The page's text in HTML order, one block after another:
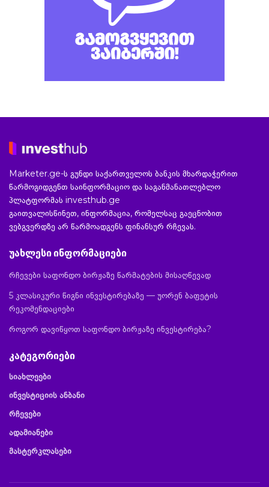
Marketer.ge-ს გუნდი საქართველოს ბანკის მხარდაჭერით
წარმოგიდგენთ საინფორმაციო და საგანმანათლებლო
პლატფორმას investhub.ge
გაითვალისწინეთ, ინფორმაცია, რომელსაც გაეცნობით
ვებგვერდზე არ წარმოადგენს ფინანსურ რჩევას.
უახლესი ინფორმაციები
რჩევები საფონდო ბირჟაზე წარმატების მისაღწევად
5 კლასიკური წიგნი ინვესტირებაზე — უორენ ბაფეტის
რეკომენდაციები
როგორ დავიწყოთ საფონდო ბირჟაზე ინვესტირება?
კატეგორიები
სიახლეები
ინვესტიციის ანბანი
რჩევები
ადამიანები
მასტერკლასები